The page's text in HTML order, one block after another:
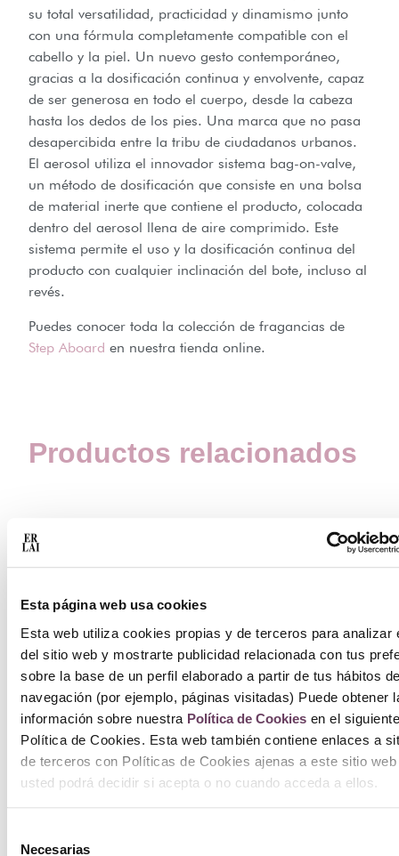
Esta página web usa cookies
Esta web utiliza cookies propias y de terceros para analizar
del sitio web y mostrarte publicidad relacionada con tus
sobre la base de un perfil elaborado a partir de tus hábitos
navegación (por ejemplo, páginas visitadas) Puede obtener
información sobre nuestra Política de Cookies en el
Política de Cookies. Esta web también contiene enlaces a
de terceros con Políticas de Cookies ajenas a este sitio web
usted podrá decidir si acepta o no cuando acceda a ellos.
Necesarias
su total versatilidad, practicidad y dinamismo junto
con una fórmula completamente compatible con el
cabello y la piel. Un nuevo gesto contemporáneo,
gracias a la dosificación continua y envolvente, capaz
de ser generosa en todo el cuerpo, desde la cabeza
hasta los dedos de los pies. Una marca que no pasa
desapercibida entre la tribu de ciudadanos urbanos.
El aerosol utiliza el innovador sistema bag-on-valve,
un método de dosificación que consiste en una bolsa
de material inerte que contiene el producto, colocada
dentro del aerosol llena de aire comprimido. Este
sistema permite el uso y la dosificación continua del
producto con cualquier inclinación del bote, incluso al
revés.
Puedes conocer toda la colección de fragancias de
Step Aboard en nuestra tienda online.
Productos relacionados